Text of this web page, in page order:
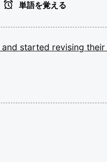
単語を覚える
and started revising their